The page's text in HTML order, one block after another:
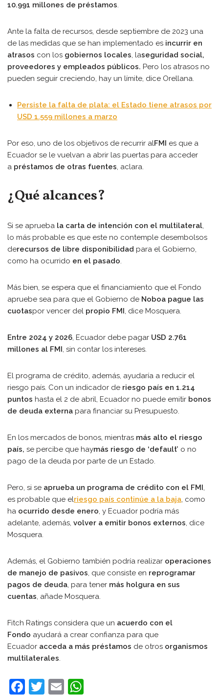
10.991 millones de préstamos.
Ante la falta de recursos, desde septiembre de 2023 una
de las medidas que se han implementado es incurrir en
atrasos con los gobiernos locales, laseguridad social,
proveedores y empleados públicos. Pero los atrasos no
pueden seguir creciendo, hay un límite, dice Orellana.
Persiste la falta de plata: el Estado tiene atrasos por
USD 1.559 millones a marzo
Por eso, uno de los objetivos de recurrir alFMI es que a
Ecuador se le vuelvan a abrir las puertas para acceder
a préstamos de otras fuentes, aclara.
¿Qué alcances?
Si se aprueba la carta de intención con el multilateral,
lo más probable es que este no contemple desembolsos
derecursos de libre disponibilidad para el Gobierno,
como ha ocurrido en el pasado.
Más bien, se espera que el financiamiento que el Fondo
apruebe sea para que el Gobierno de Noboa pague las
cuotaspor vencer del propio FMI, dice Mosquera.
Entre 2024 y 2026, Ecuador debe pagar USD 2.761
millones al FMI, sin contar los intereses.
El programa de crédito, además, ayudaría a reducir el
riesgo país. Con un indicador de riesgo país en 1.214
puntos hasta el 2 de abril, Ecuador no puede emitir bonos
de deuda externa para financiar su Presupuesto.
En los mercados de bonos, mientras más alto el riesgo
país, se percibe que haymás riesgo de ‘default’ o no
pago de la deuda por parte de un Estado.
Pero, si se aprueba un programa de crédito con el FMI,
es probable que elriesgo país continúe a la baja, como
ha ocurrido desde enero, y Ecuador podría más
adelante, además, volver a emitir bonos externos, dice
Mosquera.
Además, el Gobierno también podría realizar operaciones
de manejo de pasivos, que consiste en reprogramar
pagos de deuda, para tener más holgura en sus
cuentas, añade Mosquera.
Fitch Ratings considera que un acuerdo con el
Fondo ayudará a crear confianza para que
Ecuador acceda a más préstamos de otros organismos
multilaterales.
F
T
E